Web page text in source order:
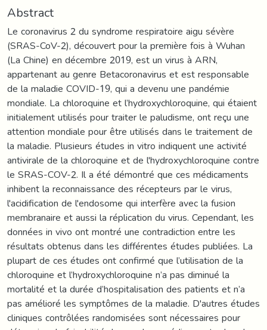
Abstract
Le coronavirus 2 du syndrome respiratoire aigu sévère
(SRAS-CoV-2), découvert pour la première fois à Wuhan
(La Chine) en décembre 2019, est un virus à ARN,
appartenant au genre Betacoronavirus et est responsable
de la maladie COVID-19, qui a devenu une pandémie
mondiale. La chloroquine et l’hydroxychloroquine, qui étaient
initialement utilisés pour traiter le paludisme, ont reçu une
attention mondiale pour être utilisés dans le traitement de
la maladie. Plusieurs études in vitro indiquent une activité
antivirale de la chloroquine et de l'hydroxychloroquine contre
le SRAS-COV-2. Il a été démontré que ces médicaments
inhibent la reconnaissance des récepteurs par le virus,
l'acidification de l'endosome qui interfère avec la fusion
membranaire et aussi la réplication du virus. Cependant, les
données in vivo ont montré une contradiction entre les
résultats obtenus dans les différentes études publiées. La
plupart de ces études ont confirmé que l’utilisation de la
chloroquine et l’hydroxychloroquine n’a pas diminué la
mortalité et la durée d’hospitalisation des patients et n’a
pas amélioré les symptômes de la maladie. D'autres études
cliniques contrôlées randomisées sont nécessaires pour